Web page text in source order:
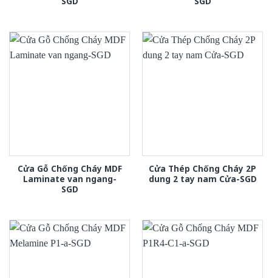
Cửa Gỗ Chống Cháy MDF
Laminate van ngang-
SGD
Cửa Thép Chống Cháy 2P
dung 2 tay nam Cửa-SGD